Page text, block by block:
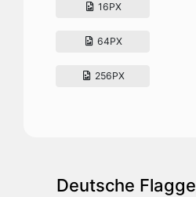
16PX
64PX
256PX
Deutsche Flagge